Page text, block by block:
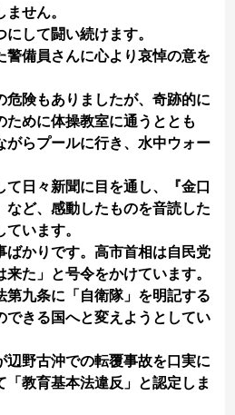
せん。
して闘い続けます。
備員さんに心より哀悼の意を
険もありましたが、奇跡的に
ために体操教室に通うととも
がらプールに行き、水中ウォー
日々新聞に目を通し、『金口
など、感動したものを音読した
います。
かりです。高市首相は自民党
た」と号令をかけています。
第九条に「自衛隊」を明記する
できる国へと変えようとしてい
野古沖での転覆事故を口実に
「教育基本法違反」と認定しま